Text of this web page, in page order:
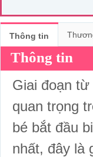
Thông tin
Thông tin
Giai đoạn
quan trọng
bé bắt đầu
nhất, đây là